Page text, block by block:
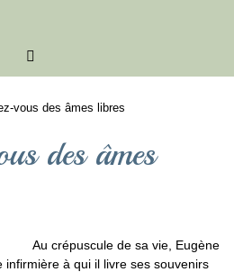
vous des âmes libres
des âmes
Au crépuscule de sa vie, Eugène
infirmière à qui il livre ses souvenirs